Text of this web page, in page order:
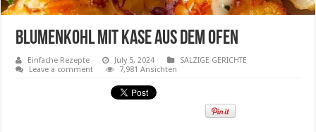
Blumenkohl mit Kase aus dem Ofen
Einfache Rezepte July 5, 2024
SALZIGE GERICHTE
Leave a comment
7,981 Ansichten